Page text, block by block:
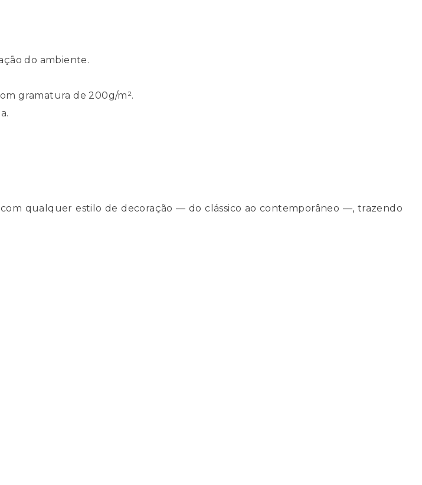
do ambiente.
gramatura de 200g/m².
qualquer estilo de decoração — do clássico ao contemporâneo —, trazendo